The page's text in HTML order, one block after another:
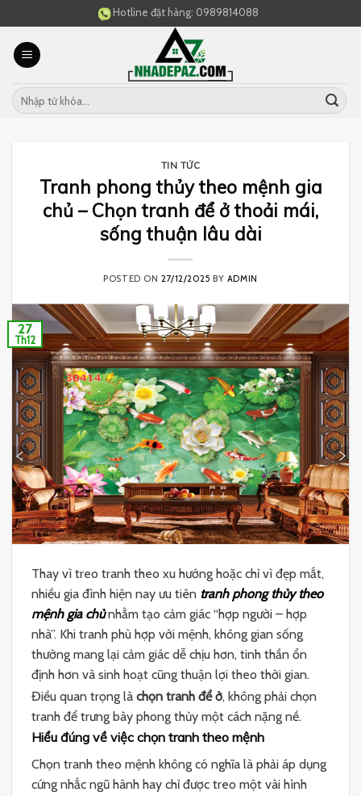
to
content
Hotline đặt hàng: 0989814088
TIN TỨC
Tranh phong thủy theo mệnh gia
chủ – Chọn tranh để ở thoải mái,
sống thuận lâu dài
POSTED ON 27/12/2025 BY ADMIN
27
Th12
Thay vì treo tranh theo xu hướng hoặc chỉ vì đẹp mắt,
nhiều gia đình hiện nay ưu tiên tranh phong thủy theo
mệnh gia chủ nhằm tạo cảm giác “hợp người – hợp
nhà”. Khi tranh phù hợp với mệnh, không gian sống
thường mang lại cảm giác dễ chịu hơn, tinh thần ổn
định hơn và sinh hoạt cũng thuận lợi theo thời gian.
Điều quan trọng là chọn tranh để ở, không phải chọn
tranh để trưng bày phong thủy một cách nặng nề.
Hiểu đúng về việc chọn tranh theo mệnh
Chọn tranh theo mệnh không có nghĩa là phải áp dụng
cứng nhắc ngũ hành hay chỉ được treo một vài hình